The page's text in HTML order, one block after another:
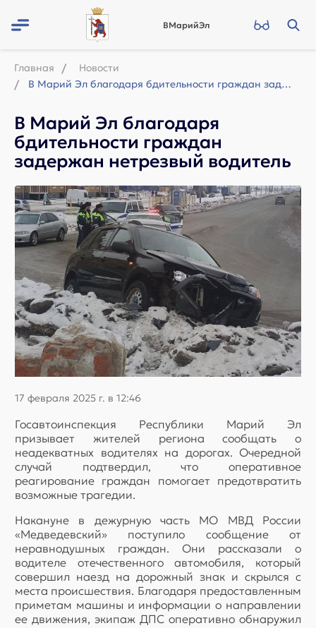
ВМарийЭл
Главная
Новости
В Марий Эл благодаря бдительности граждан задержан нетрезвый водитель
В Марий Эл благодаря
бдительности граждан
задержан нетрезвый водитель
17 февраля 2025 г. в 12:46
Госавтоинспекция Республики Марий Эл
призывает жителей региона сообщать о
неадекватных водителях на дорогах. Очередной
случай подтвердил, что оперативное
реагирование граждан помогает предотвратить
возможные трагедии.
Накануне в дежурную часть МО МВД России
«Медведевский» поступило сообщение от
неравнодушных граждан. Они рассказали о
водителе отечественного автомобиля, который
совершил наезд на дорожный знак и скрылся с
места происшествия. Благодаря предоставленным
приметам машины и информации о направлении
ее движения, экипаж ДПС оперативно обнаружил